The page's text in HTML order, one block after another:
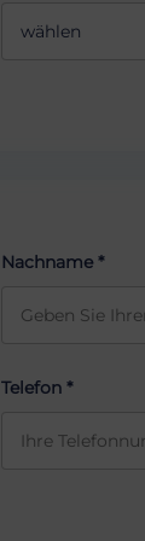
wählen
Nachname *
Telefon *